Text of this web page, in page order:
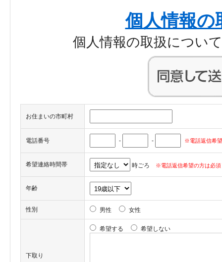
個人情報の
個人情報の取扱につい
お住まいの市町村
電話番号 - - ※電話返信希
希望連絡時間帯 時ごろ ※電話返信希望の方は必須
年齢
性別 男性 女性
下取り
希望する 希望しない